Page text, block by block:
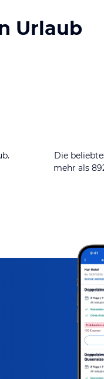
Urlaub
Die
mehr als